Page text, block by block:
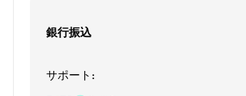
銀行振込
サポート: